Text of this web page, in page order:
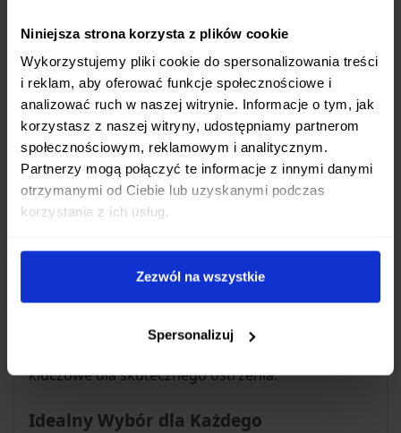
Niniejsza strona korzysta z plików cookie
Wykorzystujemy pliki cookie do spersonalizowania treści
i reklam, aby oferować funkcje społecznościowe i
analizować ruch w naszej witrynie. Informacje o tym, jak
korzystasz z naszej witryny, udostępniamy partnerom
społecznościowym, reklamowym i analitycznym.
Partnerzy mogą połączyć te informacje z innymi danymi
otrzymanymi od Ciebie lub uzyskanymi podczas
korzystania z ich usług.
Zezwól na wszystkie
Spersonalizuj
Dzięki zastosowaniu korundu klejonego na zimno,
kamień Splash&Go charakteryzuje się
wolniejszym ścieraniemw porównaniu do wielu
tradycyjnych kamieni wodnych. Oznacza to
dłuższą żywotność produktu i rzadszą potrzebę
wyrównywania powierzchni.
Każdy kamień dostarczany jest w
przechowywanie i transport. Co więcej, w zestawie
diamentowy kamień do
wyrównywania powierzchni, narzędzie
niezbędne do utrzymania idealnie płaskiej
kluczowe dla skutecznego ostrzenia.
Idealny Wybór dla Każdego